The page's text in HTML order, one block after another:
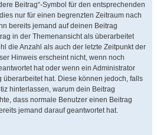
Beitrag“-Symbol für den entsprechenden
nur für einen begrenzten Zeitraum nach
bereits jemand auf deinen Beitrag
in der Themenansicht als überarbeitet
die Anzahl als auch der letzte Zeitpunkt der
Hinweis erscheint nicht, wenn noch
hat oder wenn ein Administrator
hat. Diese können jedoch, falls
hinterlassen, warum dein Beitrag
dass normale Benutzer einen Beitrag
jemand darauf geantwortet hat.